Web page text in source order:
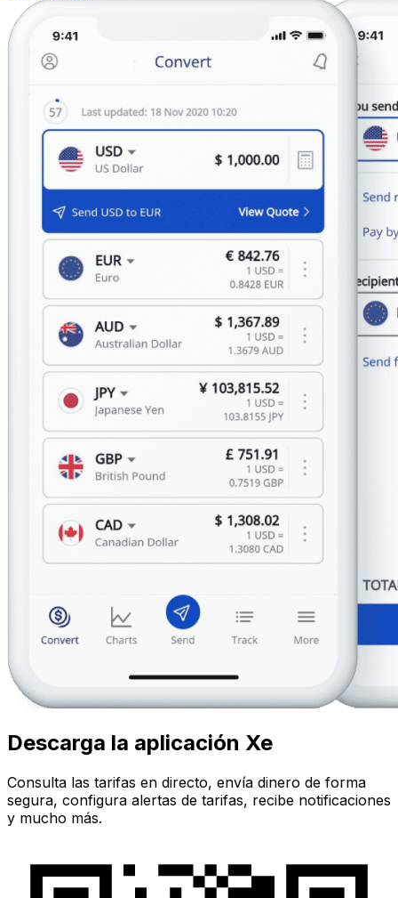
Descarga la aplicación Xe
Consulta las tarifas en directo, envía dinero de forma
segura, configura alertas de tarifas, recibe notificaciones
y mucho más.